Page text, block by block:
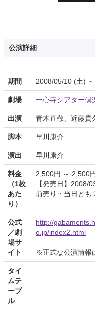
公演詳細
期間 2008/05/10 (土)
劇場 一心寺シアター倶
出演 青木直敬、近藤貴
脚本 早川康介
演出 早川康介
料金
（1枚
あた
り）
2,500円 ～ 2,500円
【発売日】2008/
前売り・当日とも
公式
／劇
場サ
イト
http://
o.jp/index2.html
※正式な公演情報
タイ
ムテ
ーブ
ル